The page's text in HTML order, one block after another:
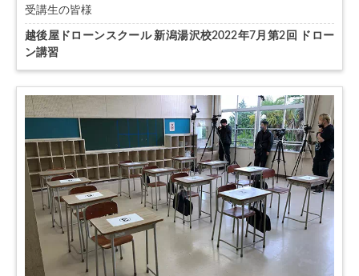
受講生の皆様
越後屋ドローンスクール 新潟湯沢校2022年7月第2回 ドロー
ン講習